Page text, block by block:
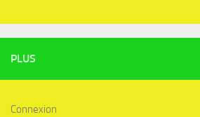
PLUS
Connexion